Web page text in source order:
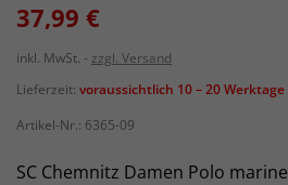
37,99 €
inkl. MwSt.
zzgl. Versand
Lieferzeit: voraussichtlich 10 – 20 Werktage
Artikel-Nr.: 6365-09
SC Chemnitz Damen Polo marine